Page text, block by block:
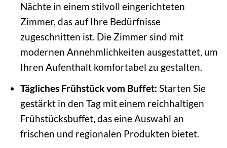
Nächte in einem stilvoll eingerichteten
Zimmer, das auf Ihre Bedürfnisse
zugeschnitten ist. Die Zimmer sind mit
modernen Annehmlichkeiten ausgestattet, um
Ihren Aufenthalt komfortabel zu gestalten.
Tägliches Frühstück vom Buffet: Starten Sie
gestärkt in den Tag mit einem reichhaltigen
Frühstücksbuffet, das eine Auswahl an
frischen und regionalen Produkten bietet.